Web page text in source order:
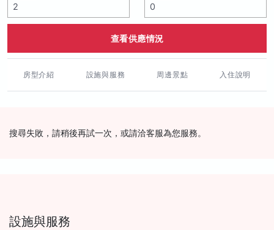
查看供應情況
房型介紹 設施與服務 周邊景點 入住說明
搜尋失敗，請稍後再試一次，或請洽客服為您服務。
設施與服務